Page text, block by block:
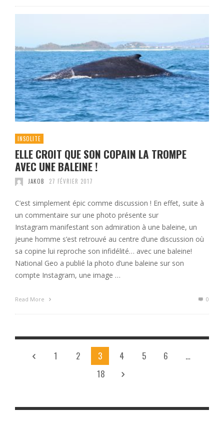
INSOLITE
ELLE CROIT QUE SON COPAIN LA TROMPE
AVEC UNE BALEINE !
JAKOB 27 FÉVRIER 2017
C’est simplement épic comme discussion ! En effet, suite à
un commentaire sur une photo présente sur
Instagram manifestant son admiration à une baleine, un
jeune homme s’est retrouvé au centre d’une discussion où
sa copine lui reproche son infidélité… avec une baleine!
National Geo a publié la photo d’une baleine sur son
compte Instagram, une image …
Read More 0
1 2 3 4 5 6
…
18